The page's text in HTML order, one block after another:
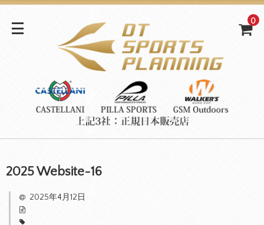
0
2025 Website-16
2025年4月12日